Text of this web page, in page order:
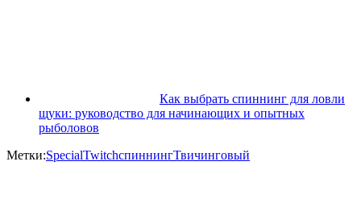
Как выбрать спиннинг для ловли
щуки: руководство для начинающих и опытных
рыболовов
Метки:SpecialTwitchспиннингТвичинговый